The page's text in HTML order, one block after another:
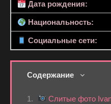
Дата рождения:
Национальность:
Социальные сети:
Содержание
Слитые фото